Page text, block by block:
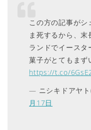
この方の記事がシ
ま死するから、末
ランドでイースタ
菓子がとてもまず
https://t.co/
— ニシキドアヤ
月17日